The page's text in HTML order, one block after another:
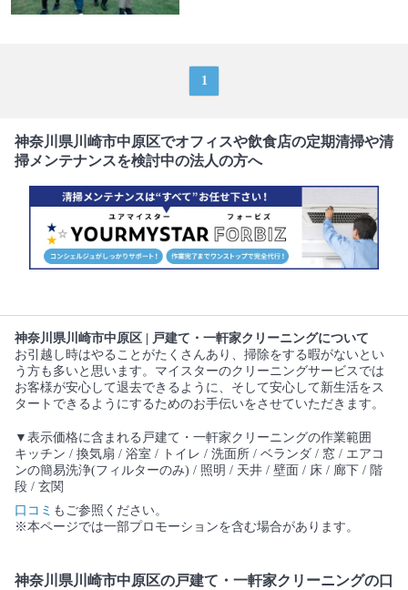
1
神奈川県川崎市中原区でオフィスや飲食店の定期清掃や清
掃メンテナンスを検討中の法人の方へ
神奈川県川崎市中原区 | 戸建て・一軒家クリーニングについて
お引越し時はやることがたくさんあり、掃除をする暇がないとい
う方も多いと思います。マイスターのクリーニングサービスでは
お客様が安心して退去できるように、そして安心して新生活をス
タートできるようにするためのお手伝いをさせていただきます。
▼表示価格に含まれる戸建て・一軒家クリーニングの作業範囲
キッチン / 換気扇 / 浴室 / トイレ / 洗面所 / ベランダ / 窓 / エアコ
ンの簡易洗浄(フィルターのみ) / 照明 / 天井 / 壁面 / 床 / 廊下 / 階
段 / 玄関
口コミ もご参照ください。
※本ページでは一部プロモーションを含む場合があります。
神奈川県川崎市中原区の戸建て・一軒家クリーニングの口